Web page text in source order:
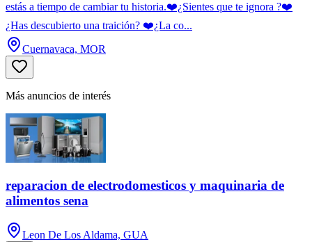
estás a tiempo de cambiar tu historia.❤️¿Sientes que te ignora ?❤️
¿Has descubierto una traición? ❤️¿La co...
Cuernavaca, MOR
Más anuncios de interés
reparacion de electrodomesticos y maquinaria de
alimentos sena
Leon De Los Aldama, GUA